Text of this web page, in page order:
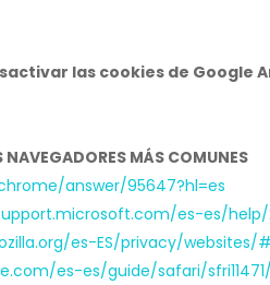
las cookies de Google
NAVEGADORES MÁS COMUNES
answer/95647?hl=es
es-es/
es-ES/privacy/websites/
es-es/guide/safari/